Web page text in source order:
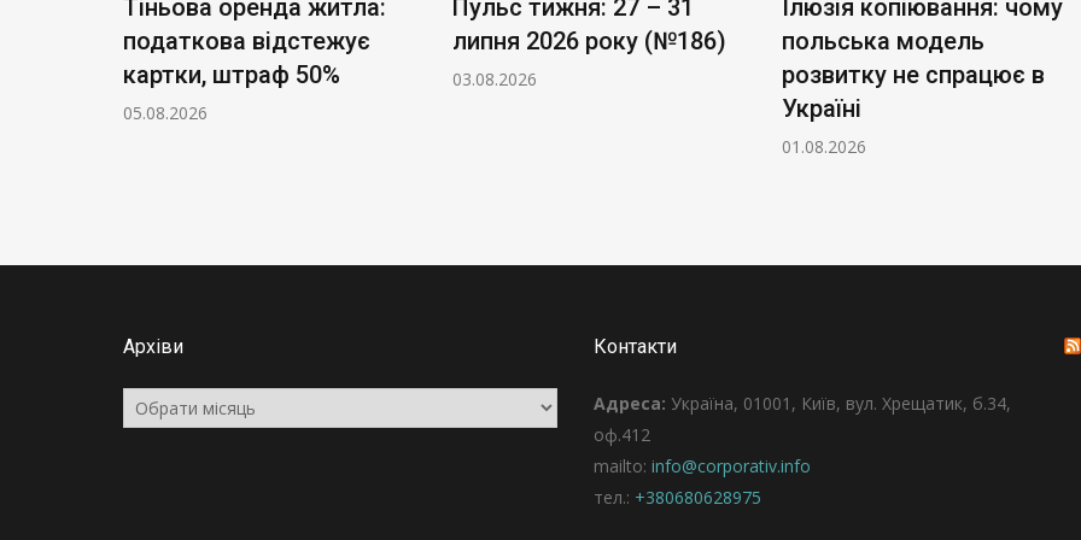
Тіньова оренда житла:
податкова відстежує
картки, штраф 50%
05.08.2026
Пульс тижня: 27 – 31
липня 2026 року (№186)
03.08.2026
Ілюзія копіювання: чому
польська модель
розвитку не спрацює в
Україні
01.08.2026
Архіви
Архіви
Контакти
Адреса: Україна, 01001, Київ, вул. Хрещатик, б.34,
оф.412
mailto: info@corporativ.info
тел.: +380680628975